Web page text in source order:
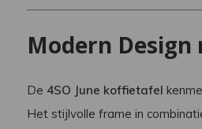
Modern
De 4SO June koffietafel
Het stijlvolle frame in